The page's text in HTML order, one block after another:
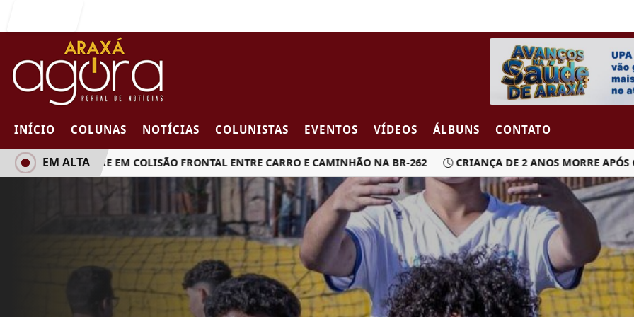
INÍCIO COLUNAS NOTÍCIAS COLUNISTAS EVENTOS VÍDEOS ÁLBUNS CONTATO
MORRE EM COLISÃO FRONTAL ENTRE CARRO E CAMINHÃO NA BR-262 CRIANÇA DE 2 ANOS MORRE APÓS
EM ALTA